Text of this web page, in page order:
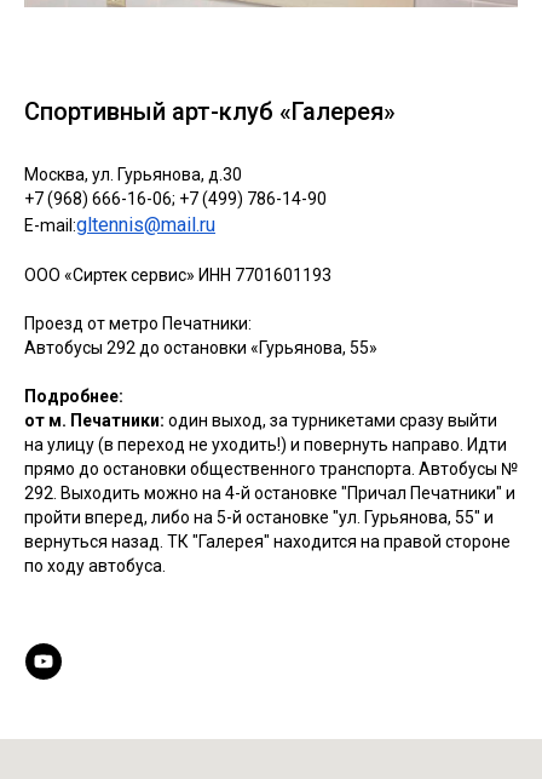
Спортивный арт-клуб «Галерея»
Москва, ул. Гурьянова, д.30
+7 (968) 666-16-06; +7 (499) 786-14-90
E-mail:gltennis@mail.ru
ООО «Сиртек сервис» ИНН 7701601193
Проезд от метро Печатники:
Автобусы 292 до остановки «Гурьянова, 55»
Подробнее:
от м. Печатники: один выход, за турникетами сразу выйти
на улицу (в переход не уходить!) и повернуть направо. Идти
прямо до остановки общественного транспорта. Автобусы №
292. Выходить можно на 4-й остановке "Причал Печатники" и
пройти вперед, либо на 5-й остановке "ул. Гурьянова, 55" и
вернуться назад. ТК "Галерея" находится на правой стороне
по ходу автобуса.